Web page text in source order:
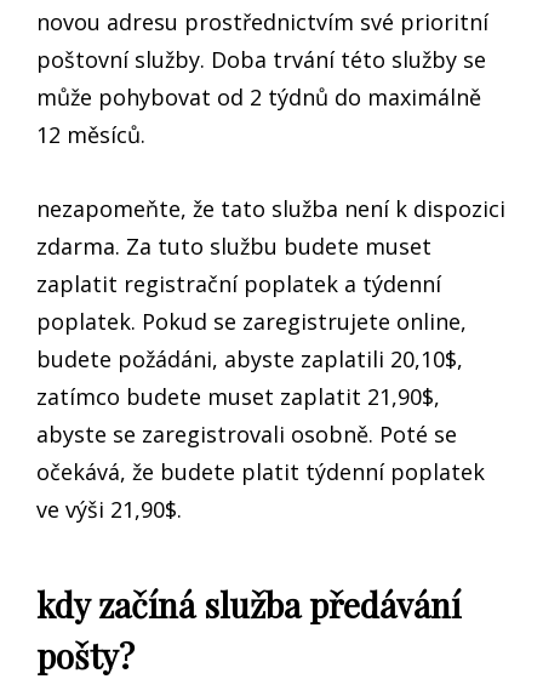
novou adresu prostřednictvím své prioritní
poštovní služby. Doba trvání této služby se
může pohybovat od 2 týdnů do maximálně
12 měsíců.
nezapomeňte, že tato služba není k dispozici
zdarma. Za tuto službu budete muset
zaplatit registrační poplatek a týdenní
poplatek. Pokud se zaregistrujete online,
budete požádáni, abyste zaplatili 20,10$,
zatímco budete muset zaplatit 21,90$,
abyste se zaregistrovali osobně. Poté se
očekává, že budete platit týdenní poplatek
ve výši 21,90$.
kdy začíná služba předávání
pošty?